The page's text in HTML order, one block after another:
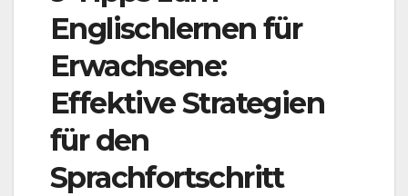
Englischlernen für
Erwachsene:
Effektive Strategien
für den
Sprachfortschritt